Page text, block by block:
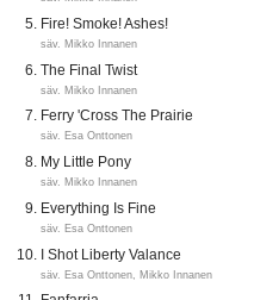
Fire! Smoke! Ashes!
säv. Mikko Innanen
The Final Twist
säv. Mikko Innanen
Ferry 'Cross The Prairie
säv. Esa Onttonen
My Little Pony
säv. Mikko Innanen
Everything Is Fine
säv. Esa Onttonen
I Shot Liberty Valance
säv. Esa Onttonen, Mikko Innanen